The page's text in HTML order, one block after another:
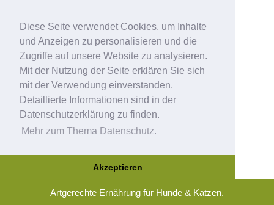
Diese Seite verwendet Cookies, um Inhalte
und Anzeigen zu personalisieren und die
Zugriffe auf unsere Website zu analysieren.
Mit der Nutzung der Seite erklären Sie sich
mit der Verwendung einverstanden.
Detaillierte Informationen sind in der
Datenschutzerklärung zu finden.
Mehr zum Thema Datenschutz.
Akzeptieren
Artgerechte Ernährung für Hunde & Katzen.